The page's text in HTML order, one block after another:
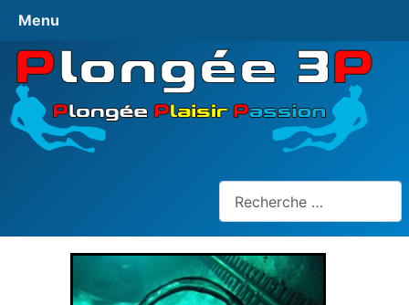
Menu